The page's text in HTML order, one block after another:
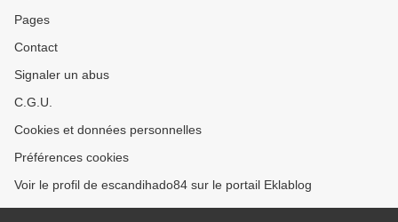
Pages
Contact
Signaler un abus
C.G.U.
Cookies et données personnelles
Préférences cookies
Voir le profil de escandihado84 sur le portail Eklablog